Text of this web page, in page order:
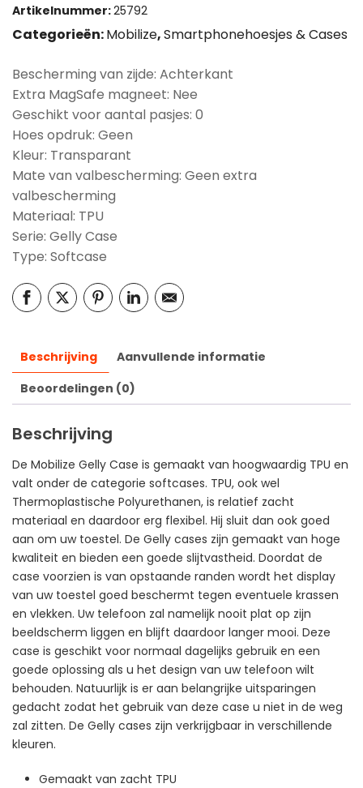
Artikelnummer:25792
Categorieën:Mobilize,Smartphonehoesjes & Cases
Bescherming van zijde: Achterkant
Extra MagSafe magneet: Nee
Geschikt voor aantal pasjes: 0
Hoes opdruk: Geen
Kleur: Transparant
Mate van valbescherming: Geen extra
valbescherming
Materiaal: TPU
Serie: Gelly Case
Type: Softcase
Beschrijving
Aanvullende informatie
Beoordelingen (0)
Beschrijving
De Mobilize Gelly Case is gemaakt van hoogwaardig TPU en
valt onder de categorie softcases. TPU, ook wel
Thermoplastische Polyurethanen, is relatief zacht
materiaal en daardoor erg flexibel. Hij sluit dan ook goed
aan om uw toestel. De Gelly cases zijn gemaakt van hoge
kwaliteit en bieden een goede slijtvastheid. Doordat de
case voorzien is van opstaande randen wordt het display
van uw toestel goed beschermt tegen eventuele krassen
en vlekken. Uw telefoon zal namelijk nooit plat op zijn
beeldscherm liggen en blijft daardoor langer mooi. Deze
case is geschikt voor normaal dagelijks gebruik en een
goede oplossing als u het design van uw telefoon wilt
behouden. Natuurlijk is er aan belangrijke uitsparingen
gedacht zodat het gebruik van deze case u niet in de weg
zal zitten. De Gelly cases zijn verkrijgbaar in verschillende
kleuren.
Gemaakt van zacht TPU